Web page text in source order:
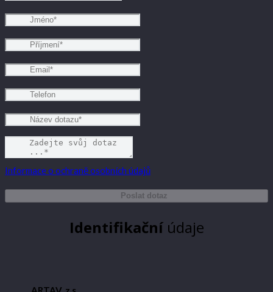
Informace o ochraně osobních údajů
Poslat dotaz
Identifikačníúdaje